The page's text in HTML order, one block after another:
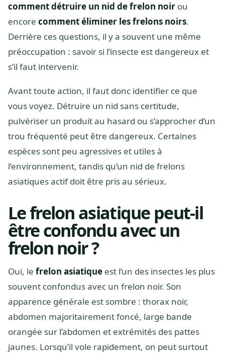
comment détruire un nid de frelon noir ou
encore comment éliminer les frelons noirs.
Derrière ces questions, il y a souvent une même
préoccupation : savoir si l’insecte est dangereux et
s’il faut intervenir.
Avant toute action, il faut donc identifier ce que
vous voyez. Détruire un nid sans certitude,
pulvériser un produit au hasard ou s’approcher d’un
trou fréquenté peut être dangereux. Certaines
espèces sont peu agressives et utiles à
l’environnement, tandis qu’un nid de frelons
asiatiques actif doit être pris au sérieux.
Le frelon asiatique peut-il
être confondu avec un
frelon noir ?
Oui, le frelon asiatique est l’un des insectes les plus
souvent confondus avec un frelon noir. Son
apparence générale est sombre : thorax noir,
abdomen majoritairement foncé, large bande
orangée sur l’abdomen et extrémités des pattes
jaunes. Lorsqu’il vole rapidement, on peut surtout